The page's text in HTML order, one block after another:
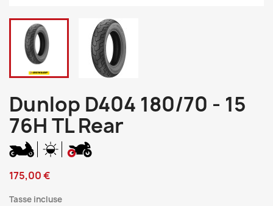
Dunlop D404 180/70 - 15
76H TL Rear
175,00 €
Tasse incluse